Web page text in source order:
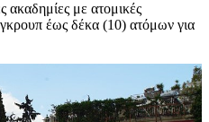
ακαδημίες με ατομικές
έως δέκα (10) ατόμων για